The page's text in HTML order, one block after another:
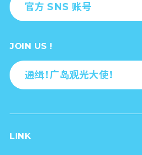
官方 SNS 账号
JOIN US !
通缉！广岛观光大使！
LINK